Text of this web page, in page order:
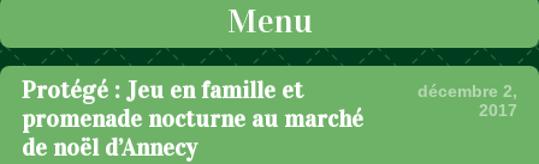
Menu
Passer au contenu
Protégé : Jeu en famille et
promenade nocturne au marché
de noël d’Annecy
décembre 2,
2017